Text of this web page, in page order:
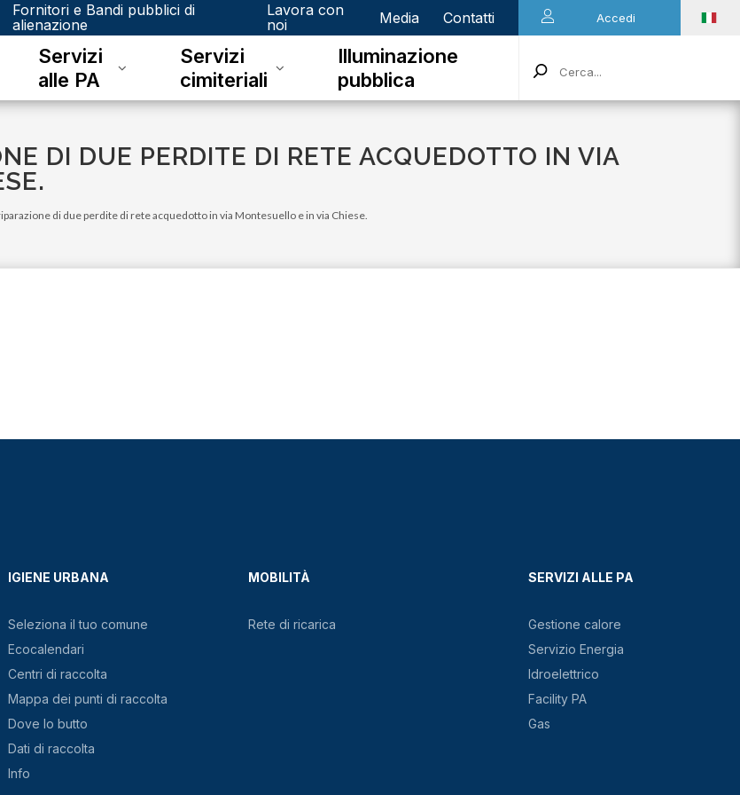
Fornitori e Bandi pubblici di
alienazione
Lavora con
noi
Media Contatti Accedi
Servizi
alle PA
Servizi
cimiteriali
Illuminazione
pubblica
DI DUE PERDITE DI RETE ACQUEDOTTO IN VIA
di due perdite di rete acquedotto in via Montesuello e in via Chiese.
IGIENE URBANA
Seleziona il tuo comune
Ecocalendari
Centri di raccolta
Mappa dei punti di raccolta
Dove lo butto
Dati di raccolta
Info
MOBILITÀ
Rete di ricarica
SERVIZI ALLE PA
Gestione calore
Servizio Energia
Idroelettrico
Facility PA
Gas